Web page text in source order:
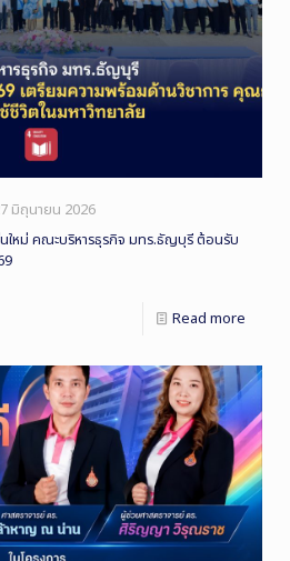
มิถุนายน 2026
ใหม่ คณะบริหารธุรกิจ มทร.ธัญบุรี ต้อนรับ
Read more